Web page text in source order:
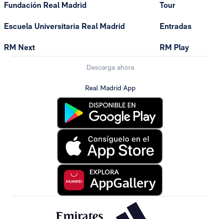
Fundación Real Madrid
Escuela Universitaria Real Madrid
RM Next
Tour
Entradas
RM Play
Descarga ahora
Real Madrid App